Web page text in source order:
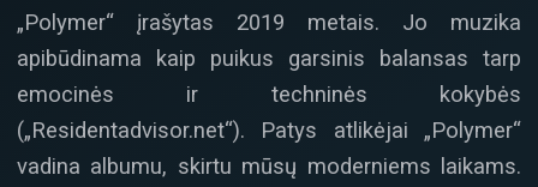
„Polymer“ įrašytas 2019 metais. Jo muzika
apibūdinama kaip puikus garsinis balansas tarp
emocinės ir techninės kokybės
(„Residentadvisor.net“). Patys atlikėjai „Polymer“
vadina albumu, skirtu mūsų moderniems laikams.